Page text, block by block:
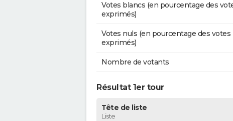
Votes blancs (en pourcentage des
exprimés)
Votes nuls (en pourcentage des votes
exprimés)
Nombre de votants
Résultat 1er tour
Tête de liste
Liste